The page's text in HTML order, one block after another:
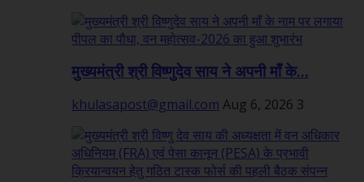
मुख्यमंत्री श्री विष्णुदेव साय ने अपनी माँ के...
khulasapost@gmail.com Aug 6, 2026 3